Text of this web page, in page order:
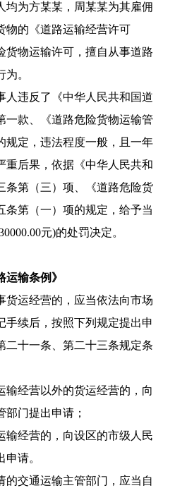
均为方某某，周某某为其雇佣
物的《道路运输经营许可
货物运输许可，擅自从事道路
。
违反了《中华人民共和国道
一款、《道路危险货物运输管
规定，违法程度一般，且一年
重后果，依据《中华人民共和
条第（三）项、《道路危险货
条第（一）项的规定，给予当
元)的处罚决定。
输条例》
经营的，应当依法向市场
手续后，按照下列规定提出申
二十一条、第二十三条规定条
经营以外的货运经营的，向
门提出申请；
经营的，向设区的市级人民
请。
交通运输主管部门，应当自